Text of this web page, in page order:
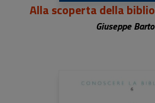
Alla scoperta della
Giuseppe